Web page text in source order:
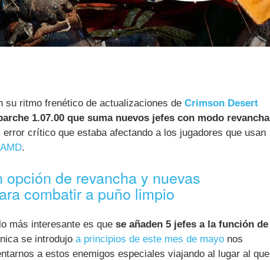
su ritmo frenético de actualizaciones de Crimson Desert
1.07.00 que suma nuevos jefes con modo revancha
crítico que estaba afectando a los jugadores que usan
AMD.
opción de revancha y nuevas
combatir a puño limpio
más interesante es que se añaden 5 jefes a la función de
se introdujo a principios de este mes de mayo nos
a estos enemigos especiales viajando al lugar al que